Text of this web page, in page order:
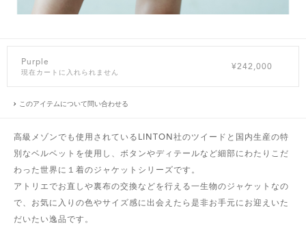
Purple
現在カートに入れられません
¥242,000
このアイテムについて問い合わせる
高級メゾンでも使用されているLINTON社のツイードと国内生産の特
別なベルベットを使用し、ボタンやディテールなど細部にわたりこだ
わった世界に１着のジャケットシリーズです。
アトリエでお直しや裏布の交換などを行える一生物のジャケットなの
で、お気に入りの色やサイズ感に出会えたら是非お手元にお迎えいた
だいたい逸品です。